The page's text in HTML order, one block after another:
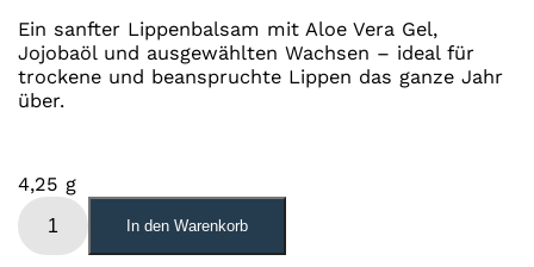
Ein sanfter Lippenbalsam mit Aloe Vera Gel,
Jojobaöl und ausgewählten Wachsen – ideal für
trockene und beanspruchte Lippen das ganze Jahr
über.
4,25 g
Forever
Aloe
Lips™
In den Warenkorb